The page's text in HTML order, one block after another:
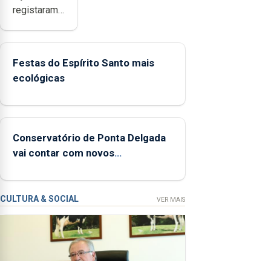
registaram
e mais de
160
apanha
ilegal de
2022 e
2026. A ilha
das Flores
apresenta
Festas do Espírito Santo mais
ecológicas
Conservatório de Ponta Delgada
vai contar com novos
CULTURA & SOCIAL VER MAIS